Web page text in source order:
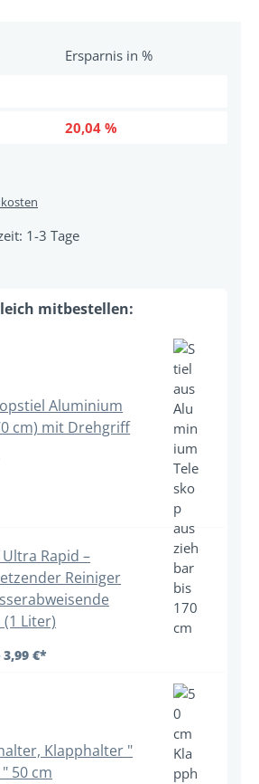
Ersparnis in %
20,04 %
1-3 Tage
Aluminium
cm) mit Drehgriff
Rapid –
Reiniger
(1 Liter)
3,99 €*
Klapphalter "
50 cm